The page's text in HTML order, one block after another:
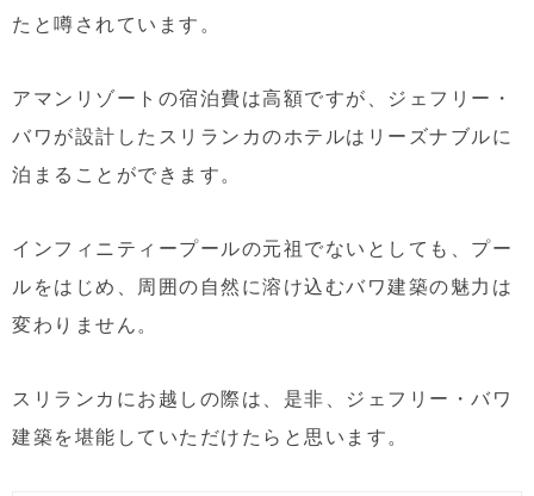
たと噂されています。
アマンリゾートの宿泊費は高額ですが、ジェフリー・
バワが設計したスリランカのホテルはリーズナブルに
泊まることができます。
インフィニティープールの元祖でないとしても、プー
ルをはじめ、周囲の自然に溶け込むバワ建築の魅力は
変わりません。
スリランカにお越しの際は、是非、ジェフリー・バワ
建築を堪能していただけたらと思います。